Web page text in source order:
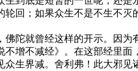
回；如果众生不是不生不
就曾经这样的开示。因为
增不减经》。在这部经里面
界减。舍利弗！此大邪见